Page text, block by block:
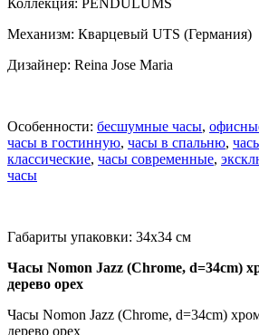
Механизм: Кварцевый UTS (Германия)
Дизайнер: Reina Jose Maria
Особенности: бесшумные часы,
часы в гостинную, часы в спальню,
классические, часы современные,
часы
Габариты упаковки: 34х34 см
Часы Nomon Jazz (Chrome, d=34cm)
дерево орех
Часы Nomon Jazz (Chrome, d=34cm)
дерево орех